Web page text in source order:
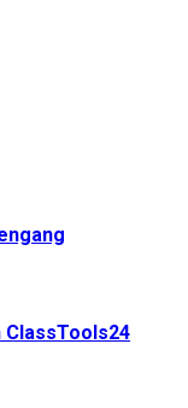
ClassTools24